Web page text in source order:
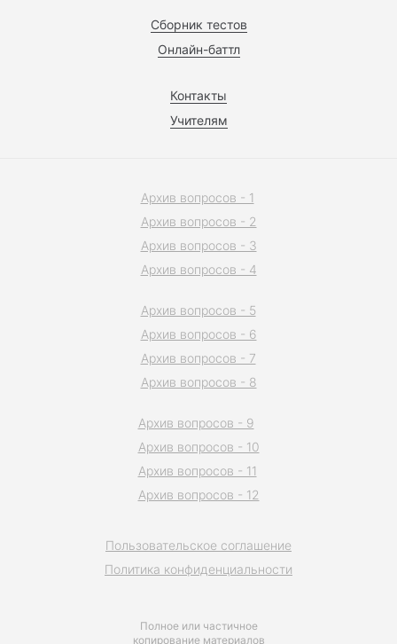
Сборник тестов
Онлайн-баттл
Контакты
Учителям
Полное или частичное
копирование материалов
Пользовательское соглашение
Политика конфиденциальности
Архив вопросов - 1
Архив вопросов - 2
Архив вопросов - 3
Архив вопросов - 4
Архив вопросов - 5
Архив вопросов - 6
Архив вопросов - 7
Архив вопросов - 8
Архив вопросов - 9
Архив вопросов - 10
Архив вопросов - 11
Архив вопросов - 12